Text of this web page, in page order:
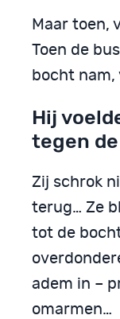
Maar toen,
Toen de
bocht nam,
Hij
tegen
Zij schrok
terug… Ze
tot de
adem in –
omarmen…